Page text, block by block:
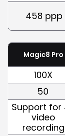
458 ppp
Magic8 Pro
100X
50
Support for
video
recording